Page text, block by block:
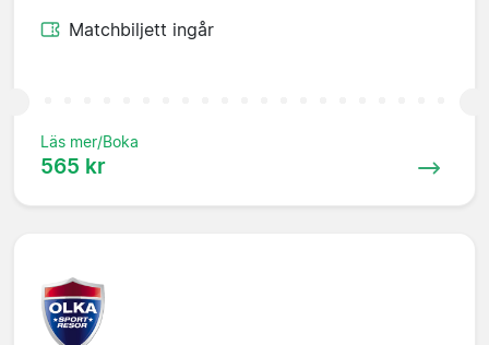
Matchbiljett ingår
Läs mer/Boka
565 kr